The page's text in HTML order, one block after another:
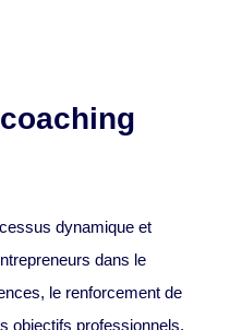
dynamique et
dans le
le renforcement de
objectifs professionnels.